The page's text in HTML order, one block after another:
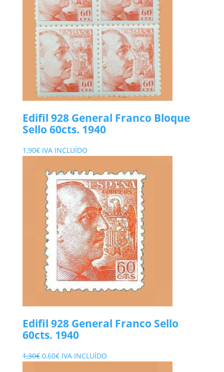
Edifil 928 General Franco Bloque
Sello 60cts. 1940
1,90€ IVA INCLUÍDO
Edifil 928 General Franco Sello
60cts. 1940
1,30€ El
0,60€ElIVA INCLUÍDO